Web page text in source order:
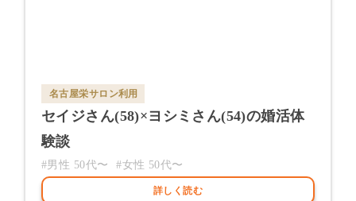
名古屋栄サロン利用
セイジさん(58)×ヨシミ さん(54)の婚活体
験談
#男性 50代〜 #女性 50代〜
詳しく読む